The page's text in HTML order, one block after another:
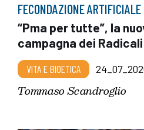
FECONDAZIONE ARTIFICIALE
“Pma per tutte”, la
campagna dei Radicali
VITA E BIOETICA
Tommaso Scandroglio